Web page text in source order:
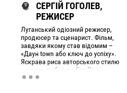
СЕРГІЙ ГОГОЛЕВ,
РЕЖИСЕР
Луганський одіозний режисер,
продюсер та сценарист. Фільм,
завдяки якому став відомим –
«Даун town або ключ до успіху».
Яскрава риса авторського стилю
– палка любов до Гая Річі,
спроби копіювати стилістику